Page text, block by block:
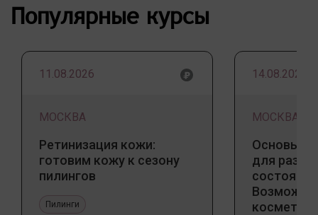
Популярные курсы
11.08.2026
МОСКВА
Ретинизация кожи:
готовим кожу к сезону
пилингов
Пилинги
14.08.2026
МОСКВА
Основы
для